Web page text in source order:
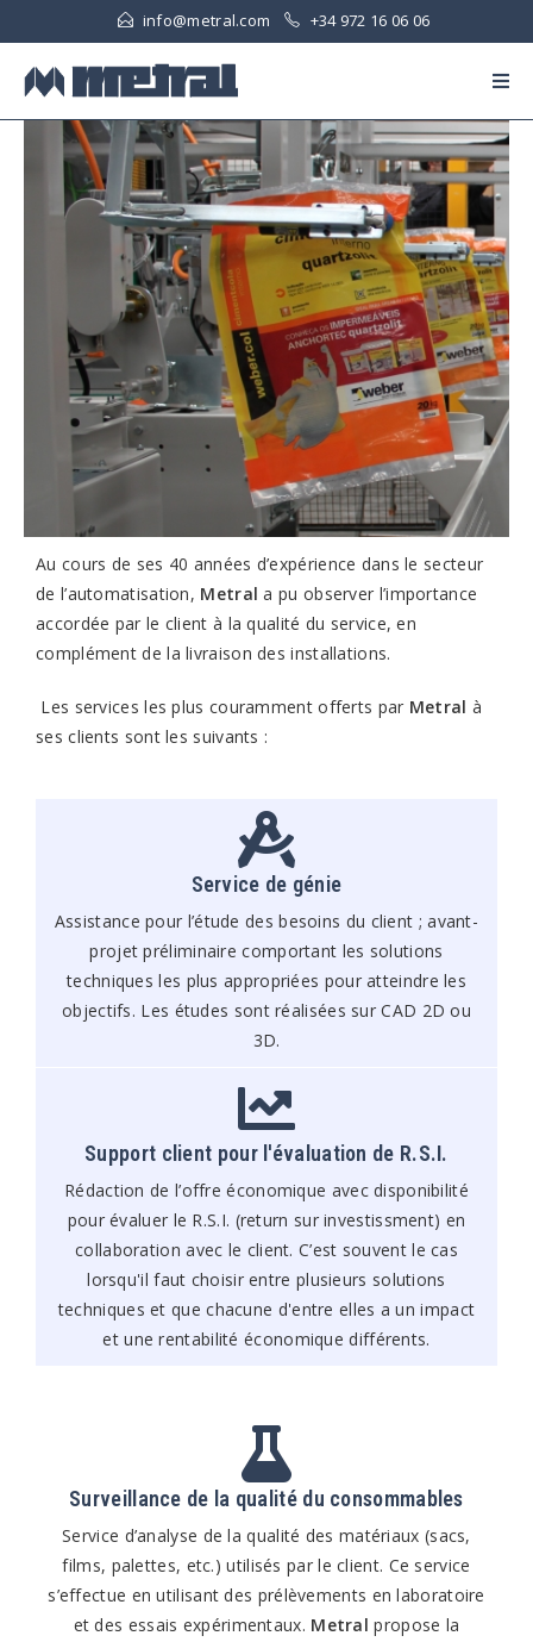
info@metral.com +34 972 16 06 06
Au cours de ses 40 années d’expérience dans le secteur
de l’automatisation, Metral a pu observer l’importance
accordée par le client à la qualité du service, en
complément de la livraison des installations.
Les services les plus couramment offerts par Metral à
ses clients sont les suivants :
Service de génie
Assistance pour l’étude des besoins du client ; avant-
projet préliminaire comportant les solutions
techniques les plus appropriées pour atteindre les
objectifs. Les études sont réalisées sur CAD 2D ou
3D.
Support client pour l'évaluation de R.S.I.
Rédaction de l’offre économique avec disponibilité
pour évaluer le R.S.I. (return sur investissment) en
collaboration avec le client. C’est souvent le cas
lorsqu'il faut choisir entre plusieurs solutions
techniques et que chacune d'entre elles a un impact
et une rentabilité économique différents.
Surveillance de la qualité du consommables
Service d’analyse de la qualité des matériaux (sacs,
films, palettes, etc.) utilisés par le client. Ce service
s’effectue en utilisant des prélèvements en laboratoire
et des essais expérimentaux. Metral propose la